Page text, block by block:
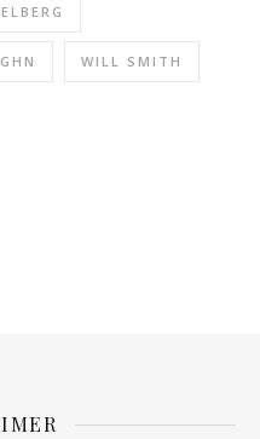
WILL SMITH